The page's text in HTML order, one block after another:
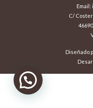
C/
Diseñado